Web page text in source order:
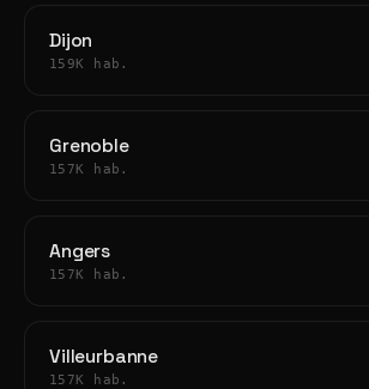
Dijon
159K hab.
Grenoble
157K hab.
Angers
157K hab.
Villeurbanne
157K hab.